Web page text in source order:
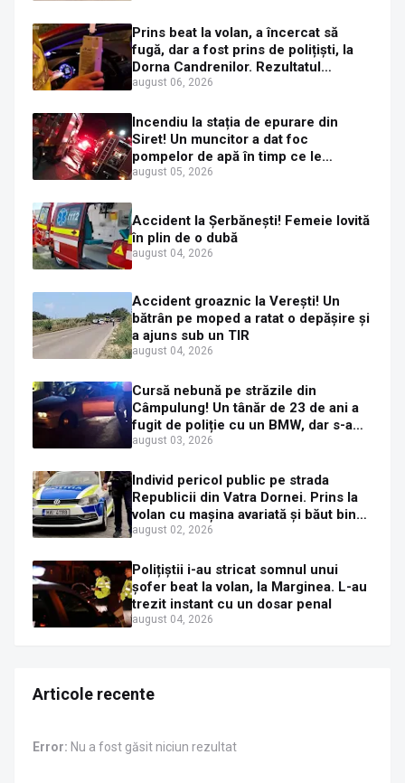
Prins beat la volan, a încercat să
fugă, dar a fost prins de polițiști, la
Dorna Candrenilor. Rezultatul
etilotestului: 1,59 mg/l alcool pur în
august 06, 2026
Incendiu la stația de epurare din
Siret! Un muncitor a dat foc
pompelor de apă în timp ce le
alimenta cu combustibil
august 05, 2026
Accident la Șerbănești! Femeie lovită
în plin de o dubă
august 04, 2026
Accident groaznic la Verești! Un
bătrân pe moped a ratat o depășire și
a ajuns sub un TIR
august 04, 2026
Cursă nebună pe străzile din
Câmpulung! Un tânăr de 23 de ani a
fugit de poliție cu un BMW, dar s-a
oprit într-un gard de pe strada
august 03, 2026
Individ pericol public pe strada
Republicii din Vatra Dornei. Prins la
volan cu mașina avariată și băut bine,
în plină zi
august 02, 2026
Polițiștii i-au stricat somnul unui
șofer beat la volan, la Marginea. L-au
trezit instant cu un dosar penal
august 04, 2026
Articole recente
Error: Nu a fost găsit niciun rezultat